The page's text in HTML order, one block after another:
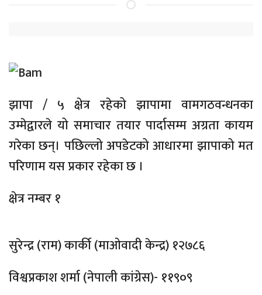
झापा / ५ क्षेत्र रहेको झापामा वामगठवन्धनका
उम्मेद्वारले यो समाचार तयार पार्दासम्म अग्रता कायम
गरेका छन्। पछिल्लो अपडेटको आधारमा झापाको मत
परिणाम यस प्रकार रहेका छ ।
क्षेत्र नम्बर १
सुरेन्द्र (राम) कार्की (माओवादी केन्द्र) १२७८६
विश्वप्रकाश शर्मा (नेपाली कांग्रेस)- ११९०९